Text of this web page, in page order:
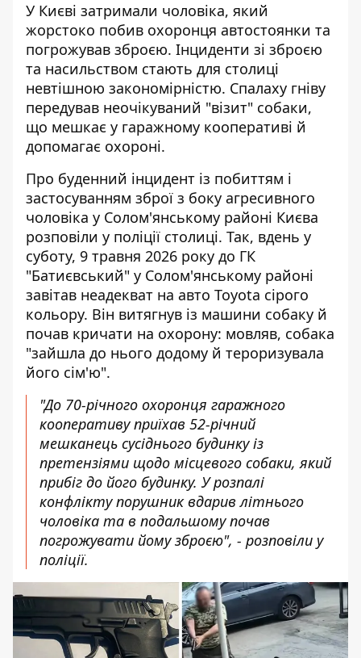
У Києві затримали чоловіка, який
жорстоко побив охоронця автостоянки та
погрожував зброєю. Інциденти зі зброєю
та насильством стають для столиці
невтішною закономірністю. Спалаху гніву
передував неочікуваний "візит" собаки,
що мешкає у гаражному кооперативі й
допомагає охороні.
Про буденний інцидент із побиттям і
застосуванням зброї з боку агресивного
чоловіка у Солом'янському районі Києва
розповіли у поліції столиці. Так, вдень у
суботу, 9 травня 2026 року до ГК
"Батиєвський" у Солом'янському районі
завітав неадекват на авто Toyota сірого
кольору. Він витягнув із машини собаку й
почав кричати на охорону: мовляв, собака
"зайшла до нього додому й тероризувала
його сім'ю".
"До 70-річного охоронця гаражного
кооперативу приїхав 52-річний
мешканець сусіднього будинку із
претензіями щодо місцевого собаки, який
прибіг до його будинку. У розпалі
конфлікту порушник вдарив літнього
чоловіка та в подальшому почав
погрожувати йому зброєю", - розповіли у
поліції.